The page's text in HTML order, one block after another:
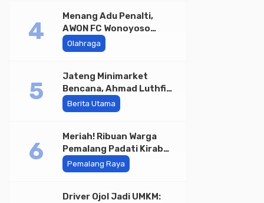
Olahraga
Menang Adu Penalti,
AWON FC Wonoyoso
Juara Bhayangkara Cup
2026
Berita Utama
Jateng Minimarket
Bencana, Ahmad Luthfi
Minta PMI Jadi Garda
Depan
Pemalang Raya
Meriah! Ribuan Warga
Pemalang Padati Kirab
Festival Kamir 2026
Driver Ojol Jadi UMKM: